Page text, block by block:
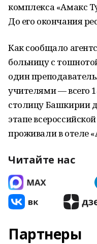
комплекса «Амакс
До его окончания
Как сообщало
больницу с
один
учителями — всего
столицу Башкирии
этапе
проживали в отеле
Читайте нас
Партнеры